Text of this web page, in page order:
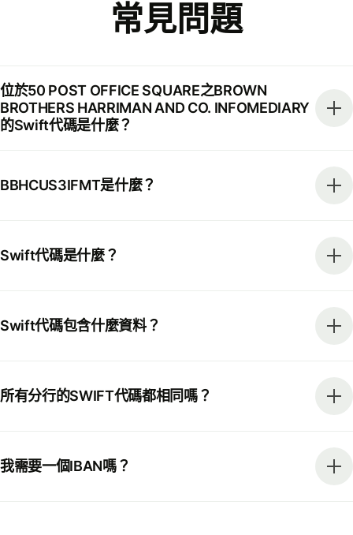
常見問題
位於50 POST OFFICE SQUARE之BROWN
BROTHERS HARRIMAN AND CO. INFOMEDIARY
的Swift代碼是什麼？
BBHCUS3IFMT是什麼？
Swift代碼是什麼？
Swift代碼包含什麼資料？
所有分行的SWIFT代碼都相同嗎？
我需要一個IBAN嗎？